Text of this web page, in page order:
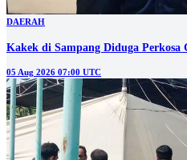
DAERAH
Kakek di Sampang Diduga
05 Aug 2026 07:00 UTC